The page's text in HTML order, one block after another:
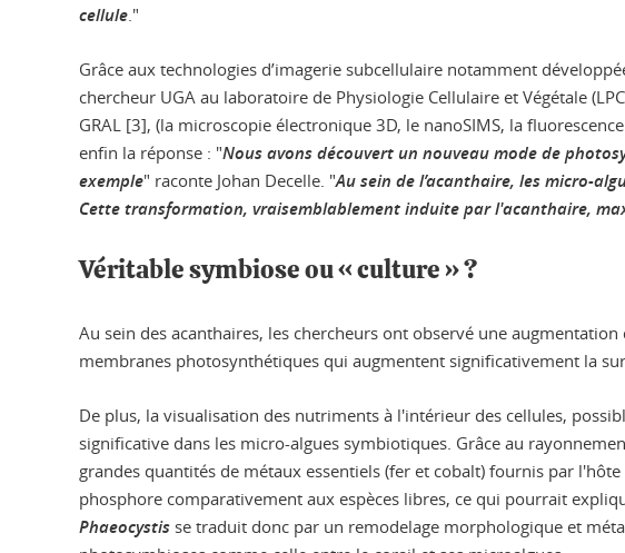
cellule ."
Grâce aux technologies d’imagerie subcellulaire notamment
chercheur UGA au laboratoire de Physiologie Cellulaire et Végétale
GRAL [3], (la microscopie électronique 3D, le nanoSIMS, la
enfin la réponse : "Nous avons découvert un nouveau mode de
exemple" raconte Johan Decelle. "Au sein de l’acanthaire, les micro-
Cette transformation, vraisemblablement induite par l'acanthaire,
Véritable symbiose ou « culture » ?
Au sein des acanthaires, les chercheurs ont observé une
membranes photosynthétiques qui augmentent significativement la
De plus, la visualisation des nutriments à l'intérieur des cellules,
significative dans les micro-algues symbiotiques. Grâce au
grandes quantités de métaux essentiels (fer et cobalt) fournis par
phosphore comparativement aux espèces libres, ce qui pourrait
Phaeocystis se traduit donc par un remodelage morphologique et